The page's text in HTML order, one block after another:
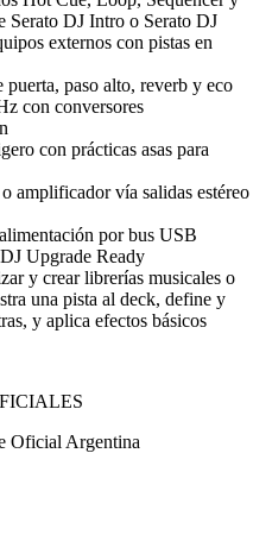
Serato DJ Intro o Serato DJ
externos con pistas en
paso alto, reverb y eco
con conversores
con prácticas asas para
amplificador vía salidas estéreo
por bus USB
Upgrade Ready
y crear librerías musicales o
una pista al deck, define y
y aplica efectos básicos
Oficial Argentina